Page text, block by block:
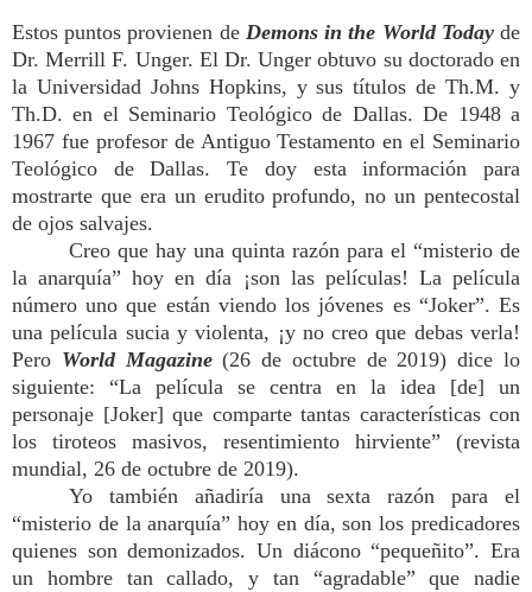
Estos puntos provienen de Demons in the World Todayde
Dr. Merrill F. Unger. El Dr. Unger obtuvo su doctorado en
la Universidad Johns Hopkins, y sus títulos de Th.M. y
Th.D. en el Seminario Teológico de Dallas. De 1948 a
1967 fue profesor de Antiguo Testamento en el Seminario
Teológico de Dallas. Te doy esta información para
mostrarte que era un erudito profundo, no un pentecostal
de ojos salvajes.
Creo que hay una quinta razón para el “misterio de
la anarquía” hoy en día ¡son las películas! La película
número uno que están viendo los jóvenes es “Joker”. Es
una película sucia y violenta, ¡y no creo que debas verla!
Pero World Magazine(26 de octubre de 2019) dice lo
siguiente: “La película se centra en la idea [de] un
personaje [Joker] que comparte tantas características con
los tiroteos masivos, resentimiento hirviente” (revista
mundial, 26 de octubre de 2019).
Yo también añadiría una sexta razón para el
“misterio de la anarquía” hoy en día, son los predicadores
quienes son demonizados. Un diácono “pequeñito”. Era
un hombre tan callado, y tan “agradable” que nadie